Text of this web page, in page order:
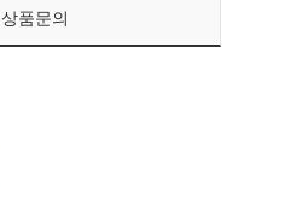
상품문의